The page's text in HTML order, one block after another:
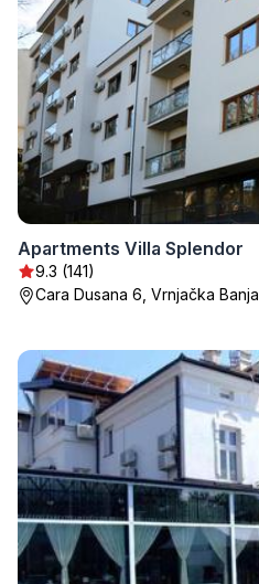
Apartments Villa Splendor
9.3 (141)
Cara Dusana 6, Vrnjačka Banja